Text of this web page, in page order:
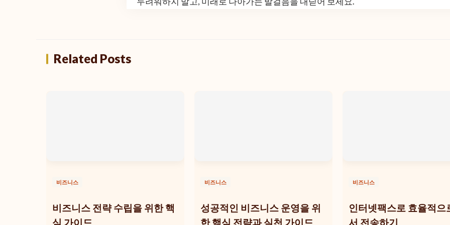
Related Posts
비즈니스
비즈니스 전략 수립을 위한 핵
심 가이드
비즈니스
성공적인 비즈니스 운영을 위
한 핵심 전략과 실천 가이드
비즈니스
인터넷팩스로 효율적으
서 전송하기